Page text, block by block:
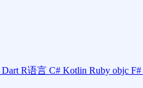
Dart R语言 C# Kotlin Ruby objc F#